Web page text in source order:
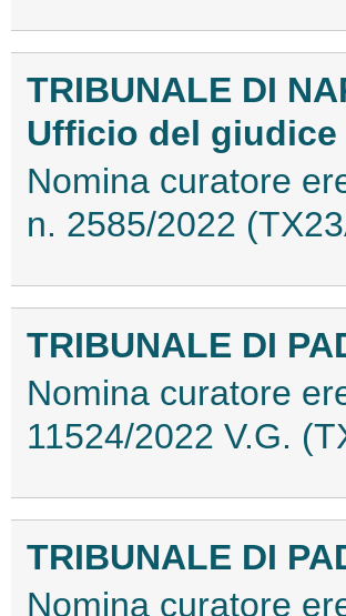
TRIBUNALE DI
Ufficio del giudice
Nomina curatore
n. 2585/2022
TRIBUNALE DI
Nomina curatore
11524/2022 V.G.
TRIBUNALE DI
Nomina curatore